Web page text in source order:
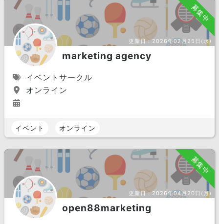
募集中
更新日：2026年02月25日(水)
marketing agency
イベントサークル
オンライン
イベント オンライン
募集中
更新日：2026年04月20日(月)
open88marketing